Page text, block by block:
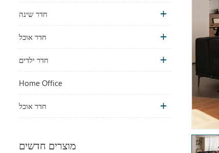
חדר שינה
חדר אוכל
חדר ילדים
Home Office
חדר אוכל
מוצרים חדשים